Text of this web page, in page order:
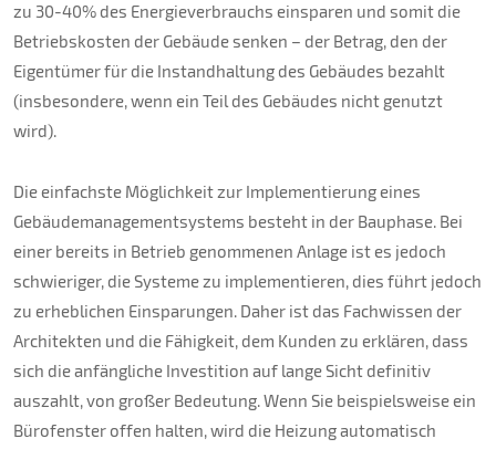
zu 30-40% des Energieverbrauchs einsparen und somit die
Betriebskosten der Gebäude senken – der Betrag, den der
Eigentümer für die Instandhaltung des Gebäudes bezahlt
(insbesondere, wenn ein Teil des Gebäudes nicht genutzt
wird).
Die einfachste Möglichkeit zur Implementierung eines
Gebäudemanagementsystems besteht in der Bauphase. Bei
einer bereits in Betrieb genommenen Anlage ist es jedoch
schwieriger, die Systeme zu implementieren, dies führt jedoch
zu erheblichen Einsparungen. Daher ist das Fachwissen der
Architekten und die Fähigkeit, dem Kunden zu erklären, dass
sich die anfängliche Investition auf lange Sicht definitiv
auszahlt, von großer Bedeutung. Wenn Sie beispielsweise ein
Bürofenster offen halten, wird die Heizung automatisch